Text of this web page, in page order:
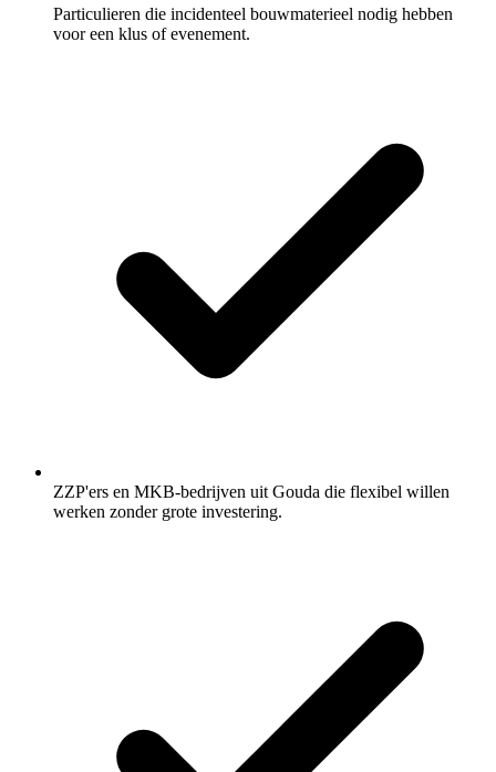
Particulieren die incidenteel bouwmaterieel nodig hebben
voor een klus of evenement.
ZZP'ers en MKB-bedrijven uit Gouda die flexibel willen
werken zonder grote investering.